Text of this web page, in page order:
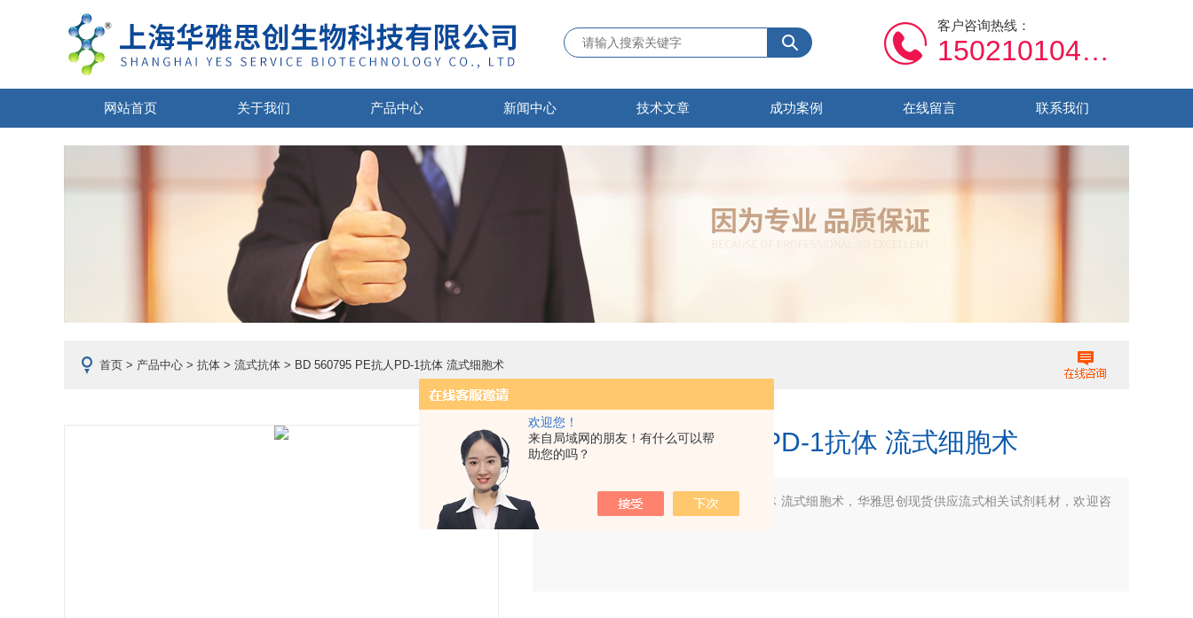
欢迎您！
来自局域网的朋友！有什么可以帮
助您的吗？
客户咨询热线：
15021010459
网站首页 关于我们 产品中心 新闻中心 技术文章 成功案例 在线留言 联系我们
首页 > 产品中心 > 抗体 > 流式抗体 > BD 560795 PE抗人PD-1抗体 流式细胞术
BD 560795 PE抗人PD-1抗体 流式细胞术
BD 560795 PE抗人PD-1抗体 流式细胞术，华雅思创现货供应流式相关试剂耗材，欢迎咨